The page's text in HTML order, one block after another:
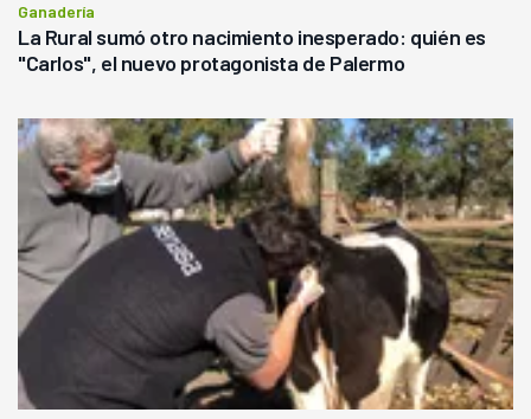
Ganadería
La Rural sumó otro nacimiento inesperado: quién es
"Carlos", el nuevo protagonista de Palermo